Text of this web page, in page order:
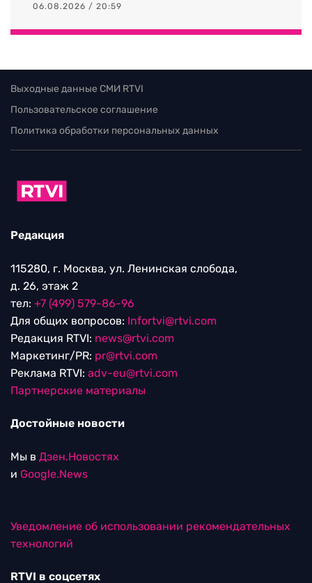
06.08.2026 / 20:59
Выходные данные СМИ RTVI
Пользовательское соглашение
Политика обработки персональных данных
Редакция
115280, г. Москва, ул. Ленинская слобода,
д. 26, этаж 2
тел: +7 (499) 579-86-96
Для общих вопросов: Infortvi@rtvi.com
Редакция RTVI: news@rtvi.com
Маркетинг/PR: pr@rtvi.com
Реклама RTVI: adv-eu@rtvi.com
Партнерские материалы
Достойные новости
Мы в Дзен.Новостях
и Google.News
Уведомление об использовании рекомендательных
технологий
RTVI в соцсетях